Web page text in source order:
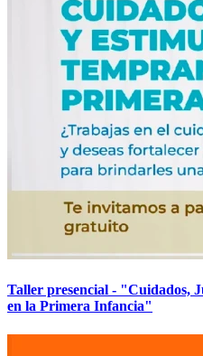
Taller presencial - "Cuidados,
en la Primera Infancia"